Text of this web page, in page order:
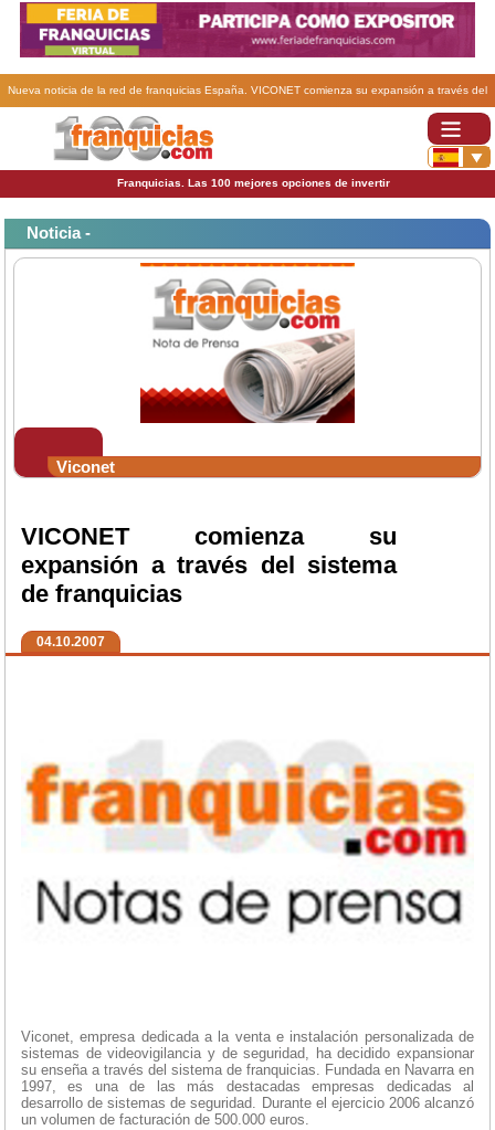
Nueva noticia de la red de franquicias España. VICONET comienza su expansión a través del
Franquicias. Las 100 mejores opciones de invertir
Noticia -
Viconet
VICONET comienza su
expansión a través del sistema
de franquicias
04.10.2007
Viconet, empresa dedicada a la venta e instalación personalizada de
sistemas de videovigilancia y de seguridad, ha decidido expansionar
su enseña a través del sistema de franquicias. Fundada en Navarra en
1997, es una de las más destacadas empresas dedicadas al
desarrollo de sistemas de seguridad. Durante el ejercicio 2006 alcanzó
un volumen de facturación de 500.000 euros.